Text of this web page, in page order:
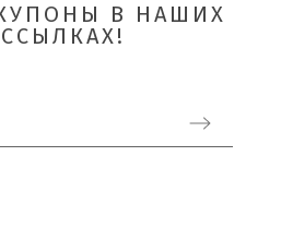
В НАШИХ